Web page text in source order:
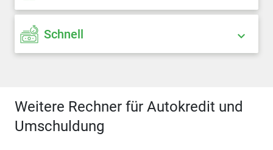
Schnell
Weitere Rechner für Autokredit und
Umschuldung